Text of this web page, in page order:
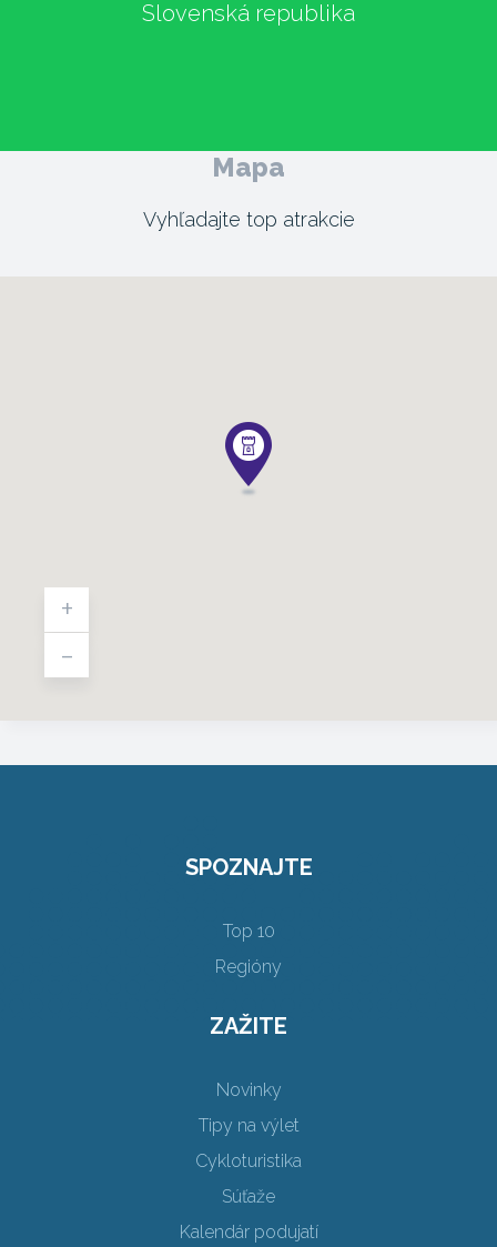
Slovenská republika
Mapa
Vyhľadajte top atrakcie
+
-
SPOZNAJTE
Top 10
Regióny
ZAŽITE
Novinky
Tipy na výlet
Cykloturistika
Súťaže
Kalendár podujatí